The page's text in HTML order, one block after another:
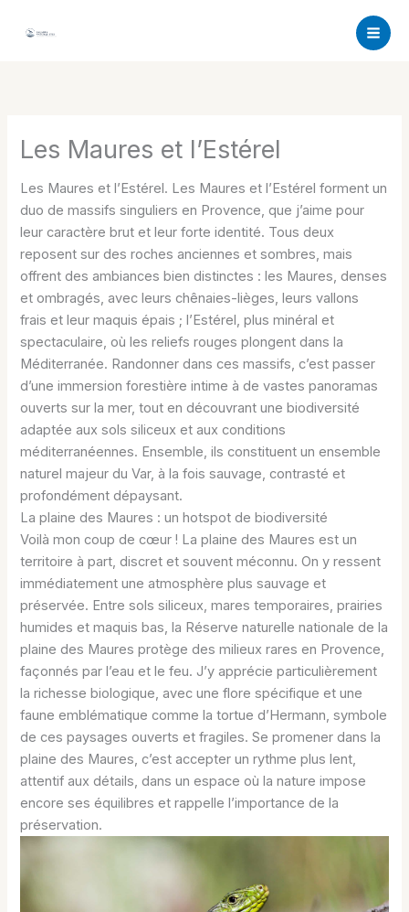
Les Maures et l’Estérel
Les Maures et l’Estérel. Les Maures et l’Estérel forment un
duo de massifs singuliers en Provence, que j’aime pour
leur caractère brut et leur forte identité. Tous deux
reposent sur des roches anciennes et sombres, mais
offrent des ambiances bien distinctes : les Maures, denses
et ombragés, avec leurs chênaies-lièges, leurs vallons
frais et leur maquis épais ; l’Estérel, plus minéral et
spectaculaire, où les reliefs rouges plongent dans la
Méditerranée. Randonner dans ces massifs, c’est passer
d’une immersion forestière intime à de vastes panoramas
ouverts sur la mer, tout en découvrant une biodiversité
adaptée aux sols siliceux et aux conditions
méditerranéennes. Ensemble, ils constituent un ensemble
naturel majeur du Var, à la fois sauvage, contrasté et
profondément dépaysant.
La plaine des Maures : un hotspot de biodiversité
Voilà mon coup de cœur ! La plaine des Maures est un
territoire à part, discret et souvent méconnu. On y ressent
immédiatement une atmosphère plus sauvage et
préservée. Entre sols siliceux, mares temporaires, prairies
humides et maquis bas, la Réserve naturelle nationale de la
plaine des Maures protège des milieux rares en Provence,
façonnés par l’eau et le feu. J’y apprécie particulièrement
la richesse biologique, avec une flore spécifique et une
faune emblématique comme la tortue d’Hermann, symbole
de ces paysages ouverts et fragiles. Se promener dans la
plaine des Maures, c’est accepter un rythme plus lent,
attentif aux détails, dans un espace où la nature impose
encore ses équilibres et rappelle l’importance de la
préservation.